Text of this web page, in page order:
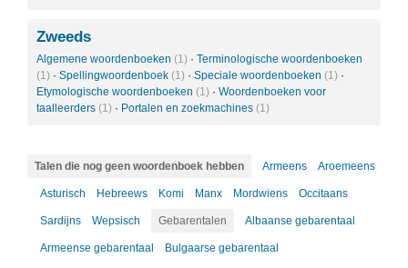
Zweeds
Algemene woordenboeken (1) · Terminologische woordenboeken
(1) · Spellingwoordenboek (1) · Speciale woordenboeken (1) ·
Etymologische woordenboeken (1) · Woordenboeken voor
taalleerders (1) · Portalen en zoekmachines (1)
Talen die nog geen woordenboek hebben Armeens Aroemeens
Asturisch Hebreews Komi Manx Mordwiens Occitaans
Sardijns Wepsisch Gebarentalen Albaanse gebarentaal
Armeense gebarentaal Bulgaarse gebarentaal